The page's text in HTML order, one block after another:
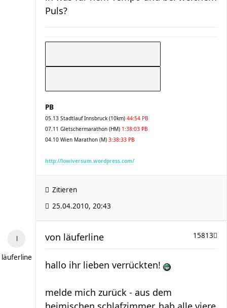
Puls?
PB
05.13 Stadtlauf Innsbruck (10km) 44:54 PB
07.11 Gletschermarathon (HM) 1:38:03 PB
04.10 Wien Marathon (M) 3:38:33 PB
http://lowiversum.wordpress.com/
Zitieren
25.04.2010, 20:43
läuferline
15813
von läuferline
hallo ihr lieben verrückten!
melde mich zurück - aus dem